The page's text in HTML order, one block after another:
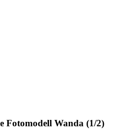
Fotomodell Wanda (1/2)